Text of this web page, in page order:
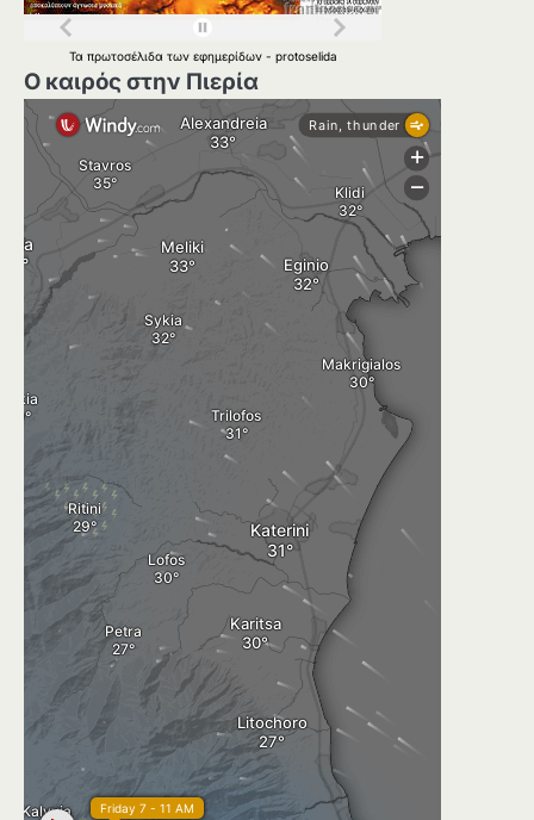
Τα πρωτοσέλιδα των εφημερίδων - protoselida
Ο καιρός στην Πιερία